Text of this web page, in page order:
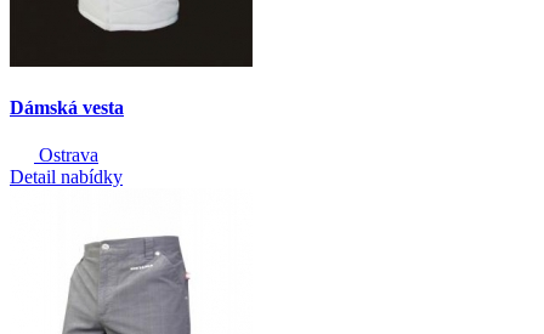
Dámská vesta
Ostrava
Detail nabídky